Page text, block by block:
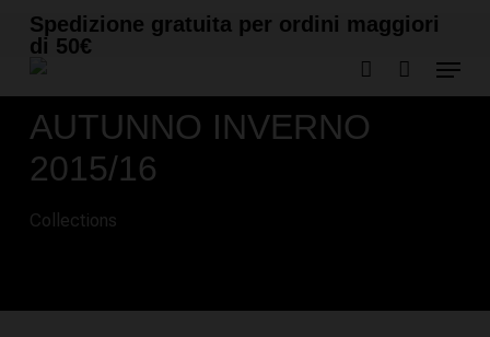
Skip
main
content
Spedizione gratuita per ordini maggiori
di 50€
account
Menu
CartCLOSE
CART
AUTUNNO INVERNO
2015/16
Collections